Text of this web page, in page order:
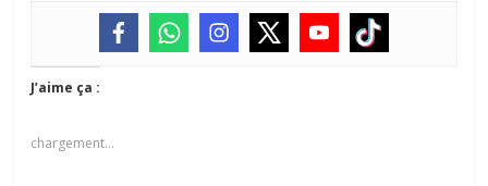
J’aime ça :
chargement…